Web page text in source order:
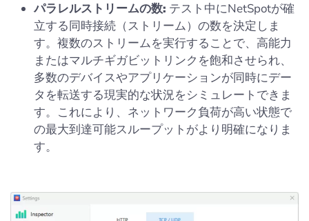
パラレルストリームの数: テスト中にNetSpotが確
立する同時接続（ストリーム）の数を決定しま
す。複数のストリームを実行することで、高能力
またはマルチギガビットリンクを飽和させられ、
多数のデバイスやアプリケーションが同時にデー
タを転送する現実的な状況をシミュレートできま
す。これにより、ネットワーク負荷が高い状態で
の最大到達可能スループットがより明確になりま
す。